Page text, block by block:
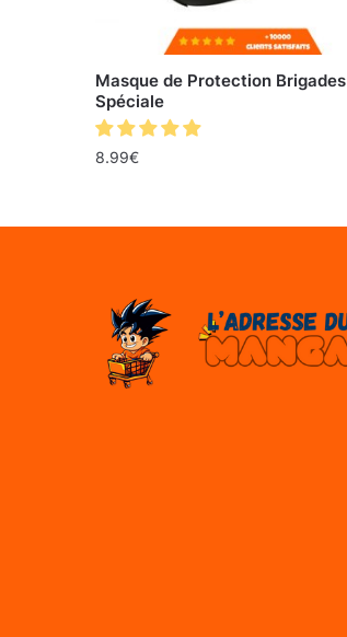
Masque de Protection Brigades
Spéciale
8.99€